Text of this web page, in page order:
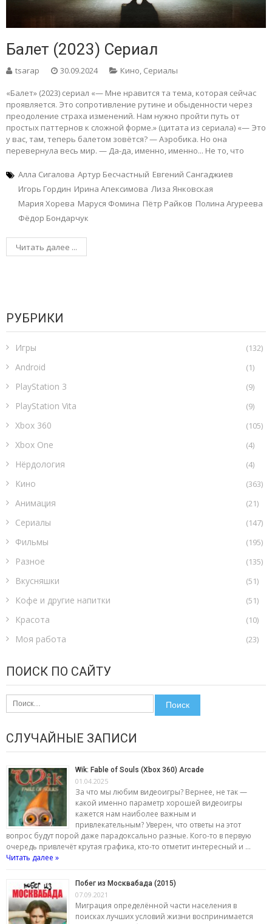
Балет (2023) Сериал
tsarap 30.09.2024 Кино, Сериалы
«Балет» (2023) сериал «— Мне нравится та тема, которая сейчас
проявляется. Это сопротивление рутине и обыденности через
преодоление страха изменений. Нам нужно пройти путь от
простых паттернов к сложной форме.» (цитата из сериала) «— Это
у вас, там, теперь балетом зовётся? — Аэробика. Но она
перевернула весь мир. — Да-да, именно, именно... Не то, что
Алла Сигалова Артур Бесчастный Евгений Сангаджиев
Игорь Гордин Ирина Апексимова Лиза Янковская
Мария Хорева Маруся Фомина Пётр Райков Полина Агуреева
Фёдор Бондарчук
Читать далее ...
РУБРИКИ
Игры (132)
Android (1)
PlayStation 3 (9)
PlayStation Vita (9)
Xbox 360 (105)
Xbox One (4)
Нёрдология (4)
Кино (363)
Анимация (21)
Сериалы (147)
Фильмы (195)
Разное (135)
Вкусняшки (51)
Кофе и другие напитки (51)
Красота (10)
Моя работа (23)
ПОИСК ПО САЙТУ
Найти:
СЛУЧАЙНЫЕ ЗАПИСИ
Wik: Fable of Souls (Xbox 360) Arcade
01.04.2025
За что мы любим видеоигры? Вернее, не так —
какой именно параметр хорошей видеоигры
кажется нам наиболее важным и
привлекательным? Уверен, что ответы на этот
вопрос будут порой даже парадоксально разные. Кого-то в первую
очередь привлечёт крутая графика, кто-то отметит интересный и …
Читать далее »
Побег из Москвабада (2015)
07.09.2021
Миграция определённой части населения в
поисках лучших условий жизни воспринимается